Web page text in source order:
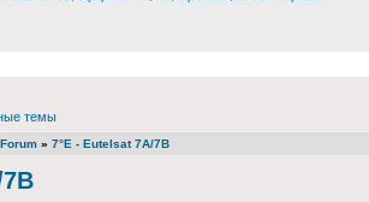
темы
» 7°E - Eutelsat 7A/7B